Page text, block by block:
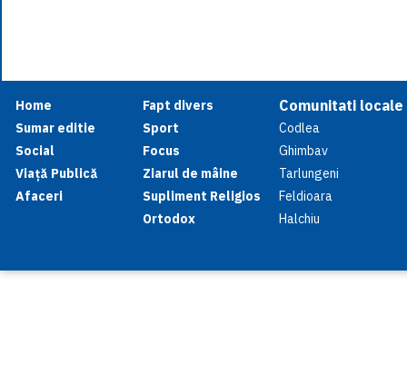
Home
Sumar editie
Social
Viață Publică
Afaceri
Fapt divers
Sport
Focus
Ziarul de mâine
Supliment Religios
Ortodox
Comunitati locale
Codlea
Ghimbav
Tarlungeni
Feldioara
Halchiu